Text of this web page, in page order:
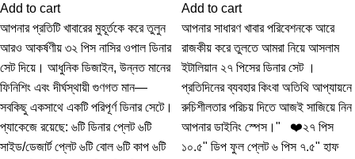
Add to cart
আপনার প্রতিটি খাবারের মুহূর্তকে করে তুলুন
আরও আকর্ষণীয় ৩২ পিস নাসির ওপাল ডিনার
সেট দিয়ে। আধুনিক ডিজাইন, উন্নত মানের
ফিনিশিং এবং দীর্ঘস্থায়ী গুণগত মান—
সবকিছু একসাথে একটি পরিপূর্ণ ডিনার সেটে।
প্যাকেজে রয়েছে: ৬টি ডিনার প্লেট ৬টি
সাইড/ডেজার্ট প্লেট ৬টি বোল ৬টি কাপ ৬টি
Add to cart
আপনার সাধারণ খাবার পরিবেশনকে আরে
রাজকীয় করে তুলতে আমরা নিয়ে আসলাম
ইটালিয়ান ২৭ পিসের ডিনার সেট ।
প্রতিদিনের ব্যবহার কিংবা অতিথি আপ্যায়নে
রুচিশীলতার পরিচয় দিতে আজই সাজিয়ে নিন
আপনার ডাইনিং স্পেস।" ❤️২৭ পিস
১০.৫" ডিপ ফুল প্লেট ৬ পিস ৭.৫" হাফ